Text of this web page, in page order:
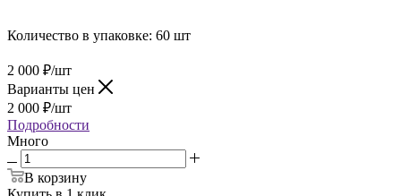
Количество в упаковке: 60 шт
2 000 ₽/шт
Варианты цен
2 000 ₽/шт
Подробности
Много
В корзину